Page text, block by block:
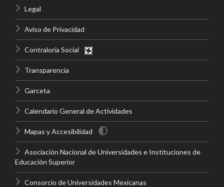
Legal
Aviso de Privacidad
Contraloría Social
Transparencia
Garceta
Calendario General de Actividades
Mapas y Accesibilidad
Asociación Nacional de Universidades e Instituciones de
Educación Superior
Consorcio de Universidades Mexicanas